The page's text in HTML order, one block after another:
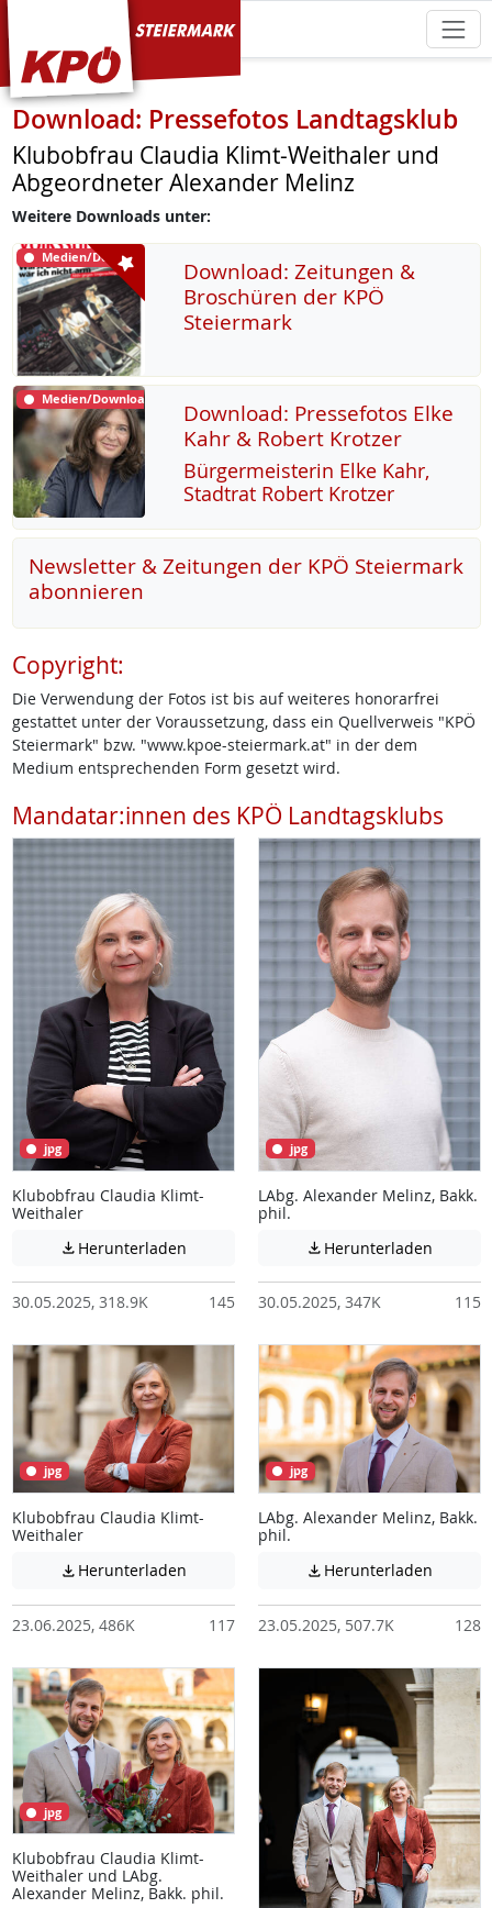
KPÖ Steiermark
Download: Pressefotos Landtagsklub
Klubobfrau Claudia Klimt-Weithaler und
Abgeordneter Alexander Melinz
Weitere Downloads unter:
Medien/Download
Download: Zeitungen &
Broschüren der KPÖ
Steiermark
Medien/Download
Download: Pressefotos Elke
Kahr & Robert Krotzer
Bür­ger­meis­te­rin El­ke Kahr,
Stadt­rat Robert Krot­zer
Newsletter & Zeitungen der KPÖ Steiermark
abonnieren
Copyright:
Die Verwendung der Fotos ist bis auf weiteres honorarfrei
gestattet unter der Voraussetzung, dass ein Quellverweis "KPÖ
Steiermark" bzw. "www.kpoe-steiermark.at" in der dem
Medium entsprechenden Form gesetzt wird.
Mandatar:innen des KPÖ Landtagsklubs
jpg
Klubobfrau Claudia Klimt-
Weithaler
 Herunterladen Achtung: Diese Datei enthält unter
30.05.2025, 318.9K 145
jpg
LAbg. Alexander Melinz, Bakk.
phil.
 Herunterladen
30.05.2025, 347K 115
jpg
Klubobfrau Claudia Klimt-
Weithaler
 Herunterladen Achtung: Diese Datei enthält unter
23.06.2025, 486K 117
jpg
LAbg. Alexander Melinz, Bakk.
phil.
 Herunterladen
23.05.2025, 507.7K 128
jpg
Klubobfrau Claudia Klimt-
Weithaler und LAbg.
Alexander Melinz, Bakk. phil.